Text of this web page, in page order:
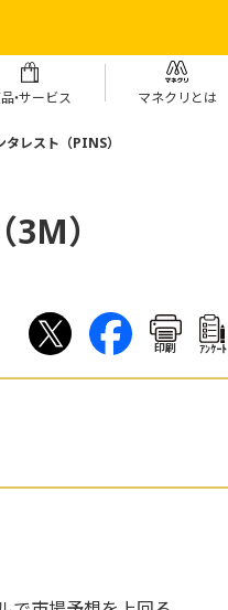
品・サービス マネクリとは
レスト（PINS）
）
印刷 ｱﾝｹｰﾄ